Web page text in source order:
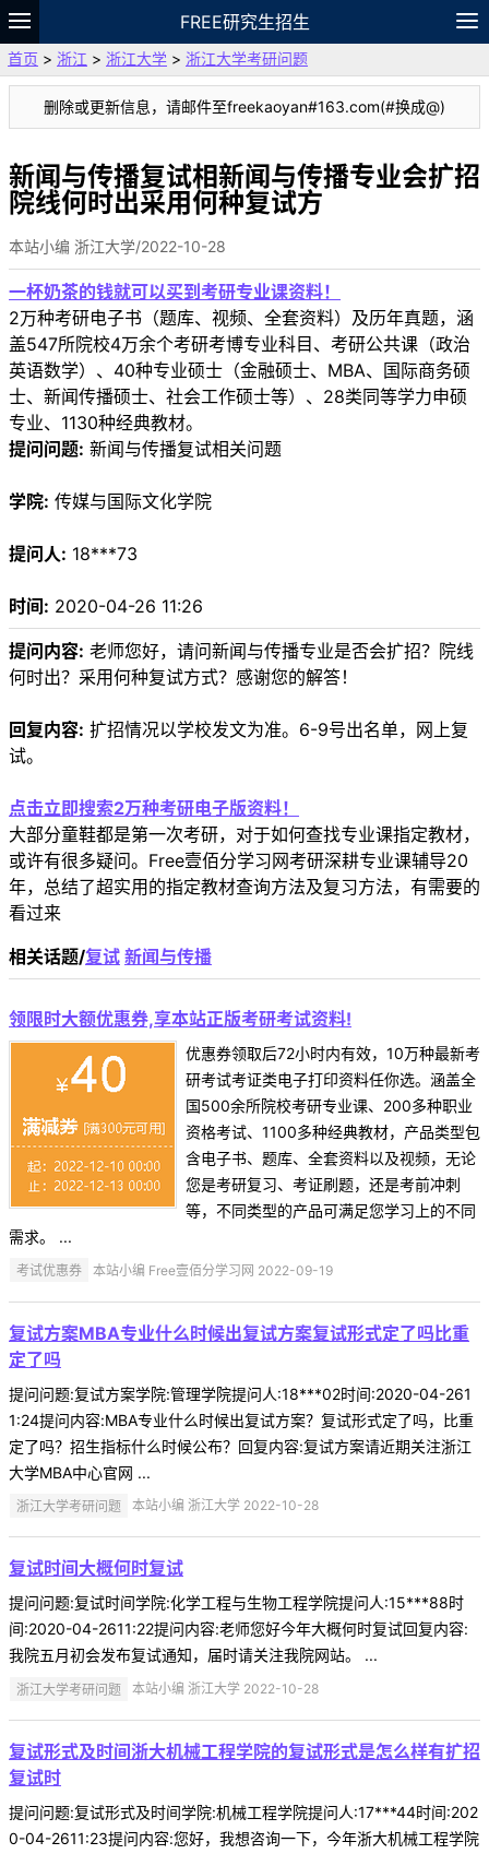
FREE研究生招生
题库
故事 专题 APP 笔记
VIP
资料
首页 > 浙江 > 浙江大学 > 浙江大学考研问题
删除或更新信息，请邮件至freekaoyan#163.com(#换成@)
新闻与传播复试相新闻与传播专业会扩招
院线何时出采用何种复试方
本站小编 浙江大学/2022-10-28
一杯奶茶的钱就可以买到考研专业课资料！
2万种考研电子书（题库、视频、全套资料）及历年真题，涵
盖547所院校4万余个考研考博专业科目、考研公共课（政治
英语数学）、40种专业硕士（金融硕士、MBA、国际商务硕
士、新闻传播硕士、社会工作硕士等）、28类同等学力申硕
专业、1130种经典教材。
提问问题: 新闻与传播复试相关问题
学院: 传媒与国际文化学院
提问人: 18***73
时间: 2020-04-26 11:26
提问内容: 老师您好，请问新闻与传播专业是否会扩招？院线
何时出？采用何种复试方式？感谢您的解答！
回复内容: 扩招情况以学校发文为准。6-9号出名单，网上复
试。
点击立即搜索2万种考研电子版资料！
大部分童鞋都是第一次考研，对于如何查找专业课指定教材，
或许有很多疑问。Free壹佰分学习网考研深耕专业课辅导20
年，总结了超实用的指定教材查询方法及复习方法，有需要的
看过来
相关话题/复试 新闻与传播
领限时大额优惠券,享本站正版考研考试资料!
优惠券领取后72小时内有效，10万种最新考
研考试考证类电子打印资料任你选。涵盖全
国500余所院校考研专业课、200多种职业
资格考试、1100多种经典教材，产品类型包
含电子书、题库、全套资料以及视频，无论
您是考研复习、考证刷题，还是考前冲刺
等，不同类型的产品可满足您学习上的不同
需求。 ...
考试优惠券 本站小编 Free壹佰分学习网 2022-09-19
复试方案MBA专业什么时候出复试方案复试形式定了吗比重
定了吗
提问问题:复试方案学院:管理学院提问人:18***02时间:2020-04-261
1:24提问内容:MBA专业什么时候出复试方案？复试形式定了吗，比重
定了吗？招生指标什么时候公布？回复内容:复试方案请近期关注浙江
大学MBA中心官网 ...
浙江大学考研问题 本站小编 浙江大学 2022-10-28
复试时间大概何时复试
提问问题:复试时间学院:化学工程与生物工程学院提问人:15***88时
间:2020-04-2611:22提问内容:老师您好今年大概何时复试回复内容:
我院五月初会发布复试通知，届时请关注我院网站。 ...
浙江大学考研问题 本站小编 浙江大学 2022-10-28
复试形式及时间浙大机械工程学院的复试形式是怎么样有扩招
复试时
提问问题:复试形式及时间学院:机械工程学院提问人:17***44时间:202
0-04-2611:23提问内容:您好，我想咨询一下，今年浙大机械工程学院